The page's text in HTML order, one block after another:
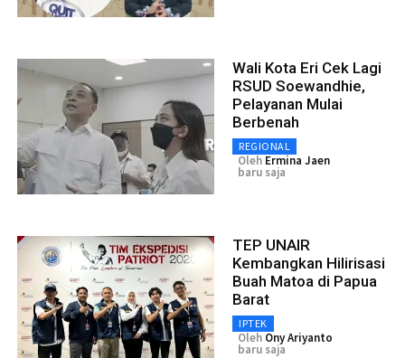
Wali Kota Eri Cek Lagi
RSUD Soewandhie,
Pelayanan Mulai
Berbenah
REGIONAL
Oleh Ermina Jaen
baru saja
TEP UNAIR
Kembangkan Hilirisasi
Buah Matoa di Papua
Barat
IPTEK
Oleh Ony Ariyanto
baru saja